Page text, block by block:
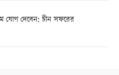
যোগ দেবেন: চীন সফরের